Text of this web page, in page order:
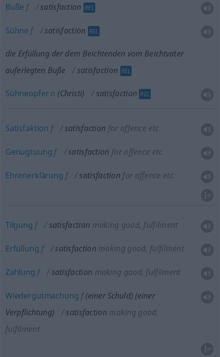
Buße f satisfaction REL
Sühne f satisfaction REL
die Erfüllung der dem Beichtenden vom Beichtvater
auferlegten Buße
satisfaction REL
Sühneopfer n (Christi) satisfaction REL
Satisfaktion f satisfaction for offence etc
Genugtuung f satisfaction for offence etc
Ehrenerklärung f satisfaction for offence etc
Tilgung f satisfaction making good, fulfilment
Erfüllung f satisfaction making good, fulfilment
Zahlung f satisfaction making good, fulfilment
Wiedergutmachung f(einer Schuld) (einer
Verpflichtung)
satisfaction making good,
fulfilment